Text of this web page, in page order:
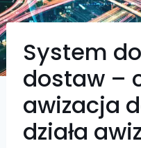
System
dostaw –
awizacja
działa